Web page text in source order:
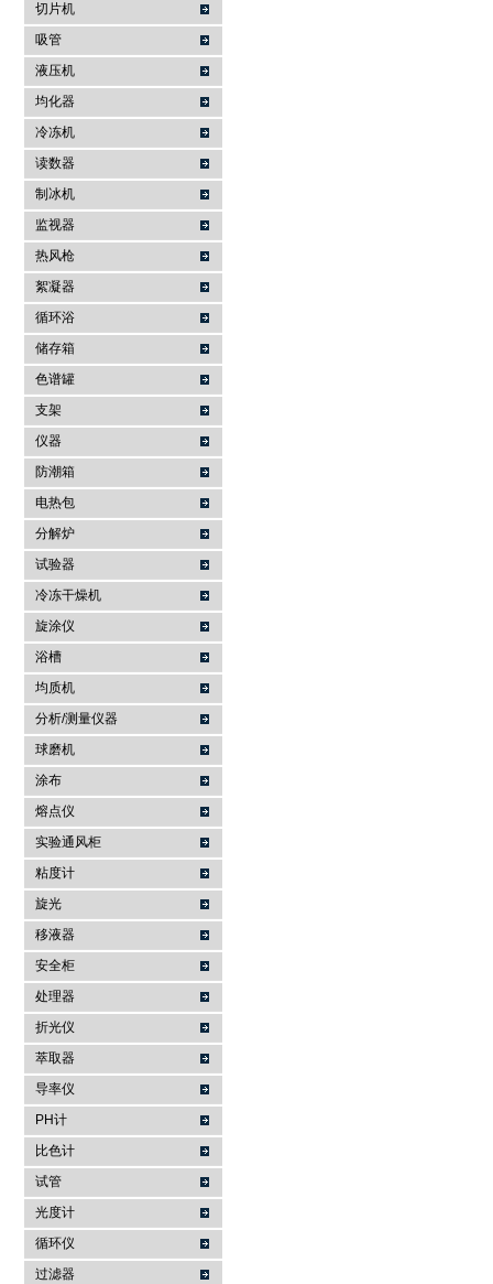
切片机
吸管
液压机
均化器
冷冻机
读数器
制冰机
监视器
热风枪
絮凝器
循环浴
储存箱
色谱罐
支架
仪器
防潮箱
电热包
分解炉
试验器
冷冻干燥机
旋涂仪
浴槽
均质机
分析/测量仪器
球磨机
涂布
熔点仪
实验通风柜
粘度计
旋光
移液器
安全柜
处理器
折光仪
萃取器
导率仪
PH计
比色计
试管
光度计
循环仪
过滤器